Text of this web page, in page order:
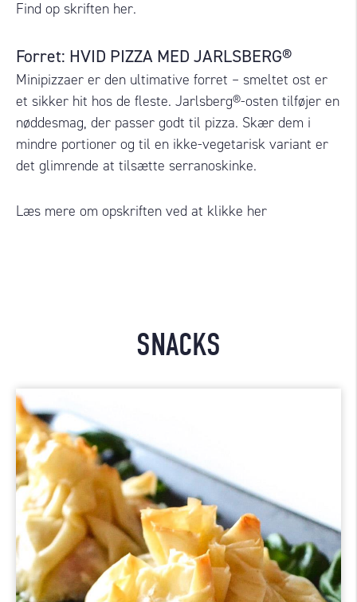
Find op skriften her.
Forret: HVID PIZZA MED JARLSBERG®
Minipizzaer er den ultimative forret – smeltet ost er
et sikker hit hos de fleste. Jarlsberg®-osten tilføjer en
nøddesmag, der passer godt til pizza. Skær dem i
mindre portioner og til en ikke-vegetarisk variant er
det glimrende at tilsætte serranoskinke.
Læs mere om opskriften ved at klikke her
SNACKS